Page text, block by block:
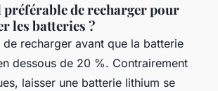
de recharger pour
les batteries ?
de recharger avant que la batterie
dessous de 20 %. Contrairement
laisser une batterie lithium se